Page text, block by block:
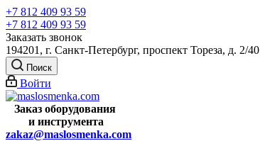
+7 812 409 93 59
+7 812 409 93 59
Заказать звонок
194201, г. Санкт-Петербург, проспект Тореза, д. 2/40
Поиск
Войти
Заказ оборудования
и инструмента
zakaz@maslosmenka.com